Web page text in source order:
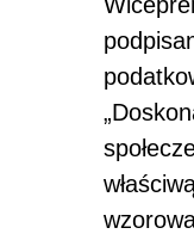
podat